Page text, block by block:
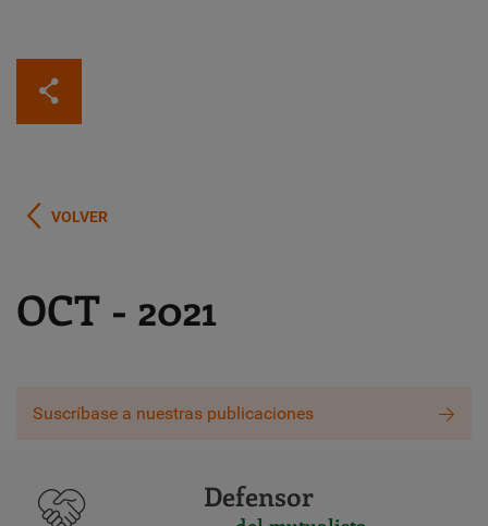
VOLVER
OCT - 2021
Suscríbase a nuestras publicaciones
Defensor